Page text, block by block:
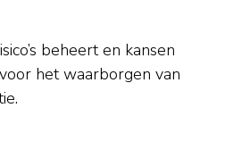
beheert en kansen
het waarborgen van